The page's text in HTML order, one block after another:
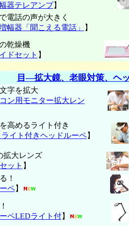
器テレアンプ】
電話の声が大きく
幅器「聞こえる電話」 】
乾燥機
ドセット 】
目―拡大鏡、老眼対策、ヘ
字を拡大
ン用モニター拡大レン
高めるライト付き
イト付きヘッドルーペ】
拡大レンズ
ット 】
！
ペ】
ペLEDライト付】